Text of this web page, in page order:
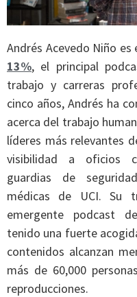
Andrés Acevedo Niño
13%, el principal
trabajo y carreras
cinco años, Andrés ha
acerca del trabajo
líderes más relevantes
visibilidad a oficios
guardias de
médicas de UCI. Su
emergente podcast
tenido una fuerte
contenidos alcanzan
más de 60,000
reproducciones.